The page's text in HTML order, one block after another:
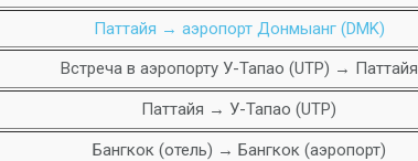
Паттайя → аэропорт Донмыанг (DMK)
Встреча в аэропорту У-Тапао (UTP) → Паттайя
Паттайя → У-Тапао (UTP)
Бангкок (отель) → Бангкок (аэропорт)